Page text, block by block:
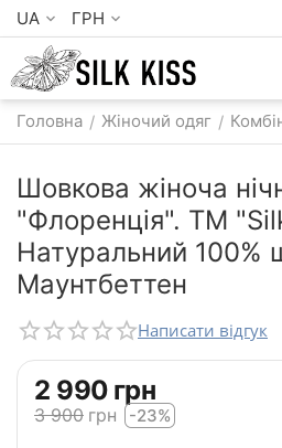
UA ГРН
Головна / Жіночий одяг /
Шовкова жіноча
"Флоренція". TM
Натуральний 100%
Маунтбеттен
Написати відгук
‍2 990‍ грн
‍3 900‍ грн -23%